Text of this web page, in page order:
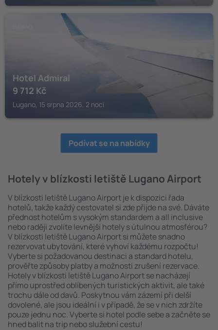
Hotel Admiral
9 712 Kč
Lugano, 15 srpna 2026, 2 noci
Podívat se na nabídky
Hotely v blízkosti letiště Lugano Airport
V blízkosti letiště Lugano Airport je k dispozici řada
hotelů, takže každý cestovatel si zde přijde na své. Dáváte
přednost hotelům s vysokým standardem a all inclusive
nebo raději zvolíte levnější hotely s útulnou atmosférou?
V blízkosti letiště Lugano Airport si můžete snadno
rezervovat ubytování, které vyhoví každému rozpočtu!
Vyberte si požadovanou destinaci a standard hotelu,
prověřte způsoby platby a možnosti zrušení rezervace.
Hotely v blízkosti letiště Lugano Airport se nacházejí
přímo uprostřed oblíbených turistických aktivit, ale také
trochu dále od davů. Poskytnou vám zázemí při delší
dovolené, ale jsou ideální i v případě, že se v nich zdržíte
pouze jednu noc. Vyberte si hotel podle sebe a začněte se
hned balit na trip nebo služební cestu!